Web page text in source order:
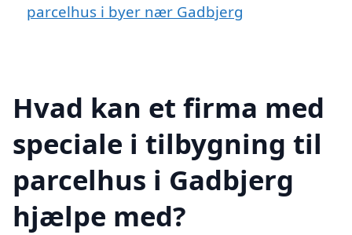
parcelhus i byer nær Gadbjerg
Hvad kan et firma med
speciale i tilbygning til
parcelhus i Gadbjerg
hjælpe med?